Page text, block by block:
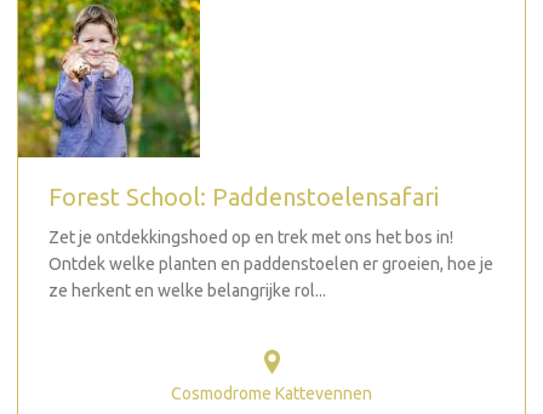
Forest School: Paddenstoelensafari
Zet je ontdekkingshoed op en trek met ons het bos in!
Ontdek welke planten en paddenstoelen er groeien, hoe je
ze herkent en welke belangrijke rol...
Cosmodrome Kattevennen